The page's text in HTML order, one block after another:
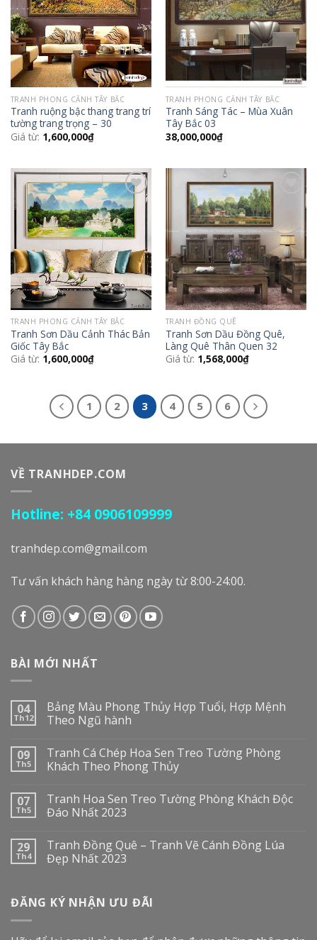
TRANH PHONG CẢNH TÂY BẮC
Tranh ruộng bậc thang trang trí
tường trang trọng – 30
Giá từ: 1,600,000₫
TRANH PHONG CẢNH TÂY BẮC
Tranh Sáng Tác – Mùa Xuân
Tây Bắc 03
38,000,000₫
Add to
Wishlist
TRANH PHONG CẢNH TÂY BẮC
Tranh Sơn Dầu Cảnh Thác Bản
Giốc Tây Bắc
Giá từ: 1,600,000₫
Wishlist
TRANH ĐỒNG QUÊ
Tranh Sơn Dầu Đồng Quê,
Làng Quê Thân Quen 32
Giá từ: 1,568,000₫
1 2 3 4 5 6
VỀ TRANHDEP.COM
Hotline: +84 0906109999
tranhdep.com@gmail.com
Tư vấn khách hàng hàng ngày từ 8:00-24:00.
BÀI MỚI NHẤT
04
Th12
Bảng Màu Phong Thủy Hợp Tuổi, Hợp Mệnh
Theo Ngũ hành
09
Th5
Tranh Cá Chép Hoa Sen Treo Tường Phòng
Khách Theo Phong Thủy
07
Th5
Tranh Hoa Sen Treo Tường Phòng Khách Độc
Đáo Nhất 2023
29
Th4
Tranh Đồng Quê – Tranh Vẽ Cánh Đồng Lúa
Đẹp Nhất 2023
ĐĂNG KÝ NHẬN ƯU ĐÃI